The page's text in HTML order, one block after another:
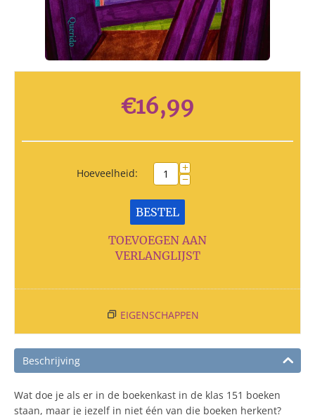
€16,99
Hoeveelheid: +
−
BESTEL
TOEVOEGEN AAN
VERLANGLIJST
EIGENSCHAPPEN
Beschrijving
Wat doe je als er in de boekenkast in de klas 151 boeken
staan, maar je jezelf in niet één van die boeken herkent?